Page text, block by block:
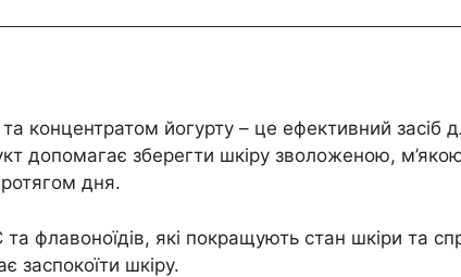
концентратом йогурту – це ефективний засіб
допомагає зберегти шкіру зволоженою, м’якою
дня.
та флавоноїдів, які покращують стан шкіри та
заспокоїти шкіру.